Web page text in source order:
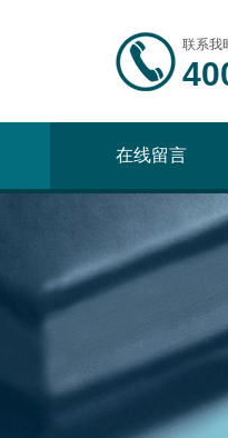
联系我
在线留言